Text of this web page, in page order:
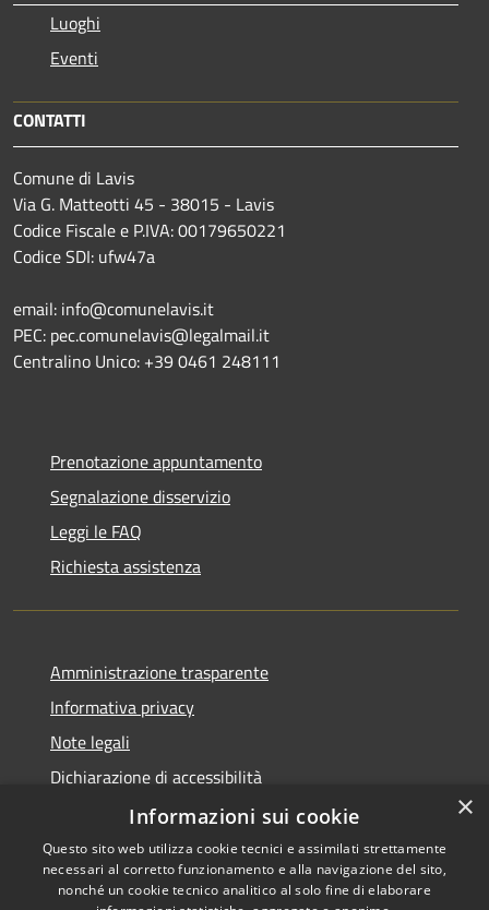
Luoghi
Eventi
CONTATTI
Comune di Lavis
Via G. Matteotti 45 - 38015 - Lavis
Codice Fiscale e P.IVA: 00179650221
Codice SDI: ufw47a
email: info@comunelavis.it
PEC: pec.comunelavis@legalmail.it
Centralino Unico: +39 0461 248111
Prenotazione appuntamento
Segnalazione disservizio
Leggi le FAQ
Richiesta assistenza
Amministrazione trasparente
Informativa privacy
Note legali
Dichiarazione di accessibilità
Informative Privacy
×
Informazioni sui cookie
Questo sito web utilizza cookie tecnici e assimilati strettamente
necessari al corretto funzionamento e alla navigazione del sito,
nonché un cookie tecnico analitico al solo fine di elaborare